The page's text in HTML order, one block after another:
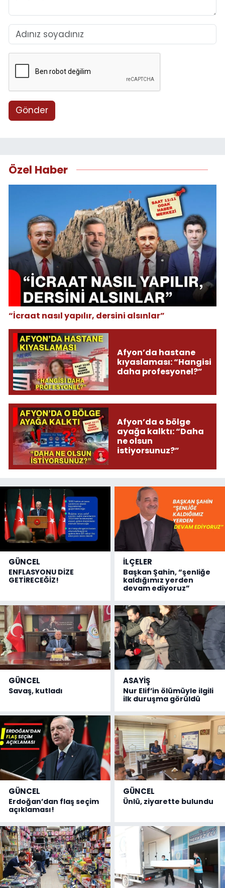
Gönder
Özel Haber
“İcraat nasıl yapılır, dersini alsınlar”
Afyon’da hastane
kıyaslaması: “Hangisi
daha profesyonel?”
Afyon’da o bölge
ayağa kalktı: “Daha
ne olsun
istiyorsunuz?”
GÜNCEL
ENFLASYONU DİZE
GETİRECEĞİZ!
İLÇELER
Başkan Şahin, “şenliğe
kaldığımız yerden
devam ediyoruz”
GÜNCEL
Savaş, kutladı
ASAYİŞ
Nur Elif’in ölümüyle ilgili
ilk duruşma görüldü
GÜNCEL
Erdoğan’dan flaş seçim
açıklaması!
GÜNCEL
Ünlü, ziyarette bulundu